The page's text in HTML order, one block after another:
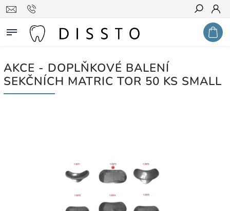
Hledat
AKCE - DOPLŇKOVÉ BALENÍ
SEKČNÍCH MATRIC TOR 50 KS SMALL